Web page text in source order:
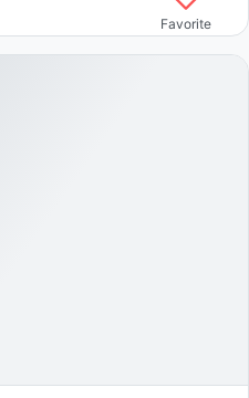
Favorite